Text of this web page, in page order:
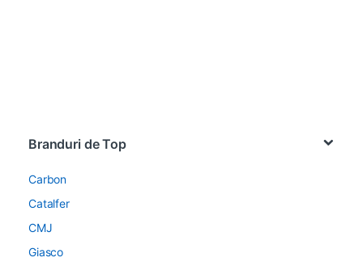
Branduri de Top
Carbon
Catalfer
CMJ
Giasco